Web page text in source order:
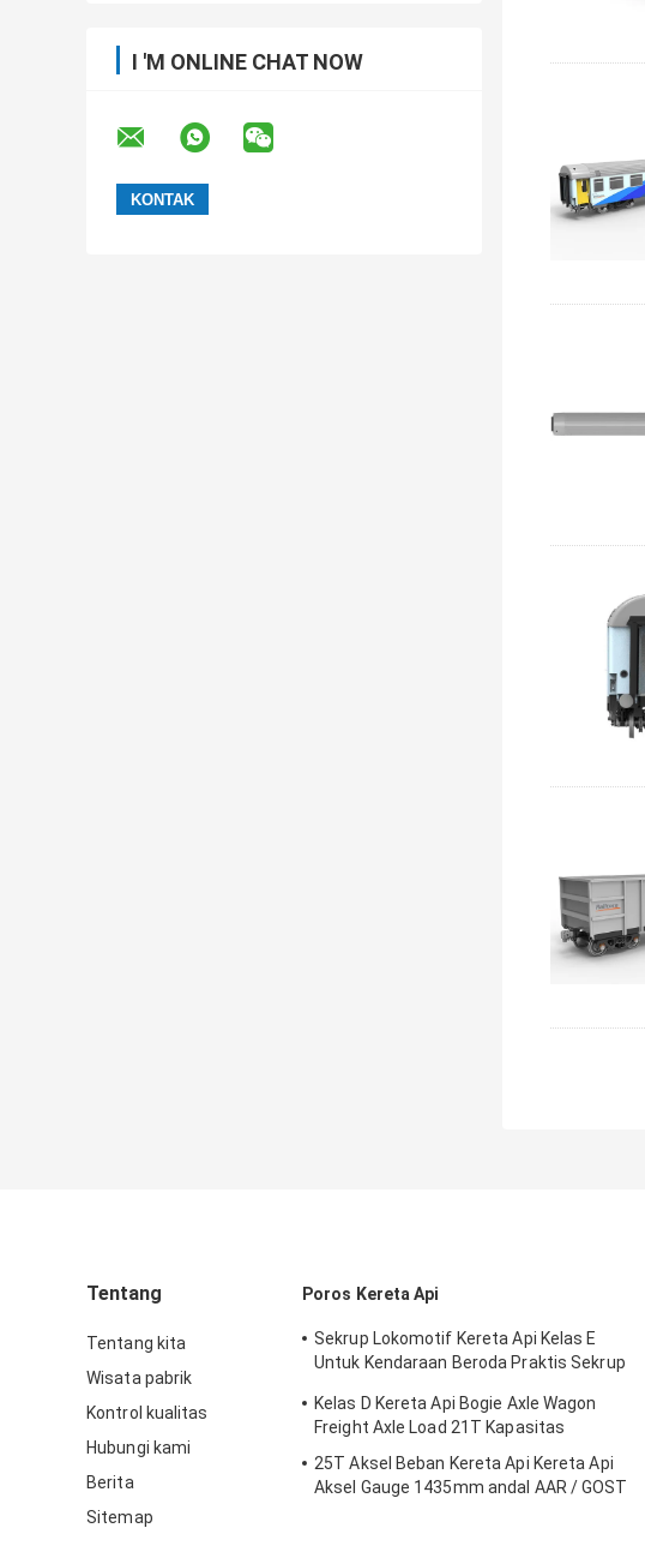
I 'M ONLINE CHAT NOW
Tentang
Tentang kita
Wisata pabrik
Kontrol kualitas
Hubungi kami
Berita
Sitemap
Poros Kereta Api
Sekrup Lokomotif Kereta Api Kelas E
Untuk Kendaraan Beroda Praktis Sekrup
Kelas D Kereta Api Bogie Axle Wagon
Freight Axle Load 21T Kapasitas
25T Aksel Beban Kereta Api Kereta Api
Aksel Gauge 1435mm andal AAR / GOST